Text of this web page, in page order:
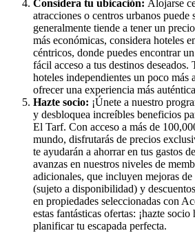
Considera tu ubicación: Alojarse
atracciones o centros urbanos puede
generalmente tiende a tener un
más económicas, considera hoteles
céntricos, donde puedes encontrar
fácil acceso a tus destinos deseados.
hoteles independientes un poco más
ofrecer una experiencia más
Hazte socio: ¡Únete a nuestro
y desbloquea increíbles beneficios
El Tarf. Con acceso a más de
mundo, disfrutarás de precios
te ayudarán a ahorrar en tus gastos
avanzas en nuestros niveles de
adicionales, que incluyen mejoras
(sujeto a disponibilidad) y
en propiedades seleccionadas con
estas fantásticas ofertas: ¡hazte
planificar tu escapada perfecta.